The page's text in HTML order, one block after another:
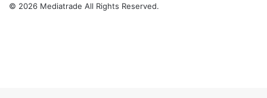
© 2026 Mediatrade All Rights Reserved.